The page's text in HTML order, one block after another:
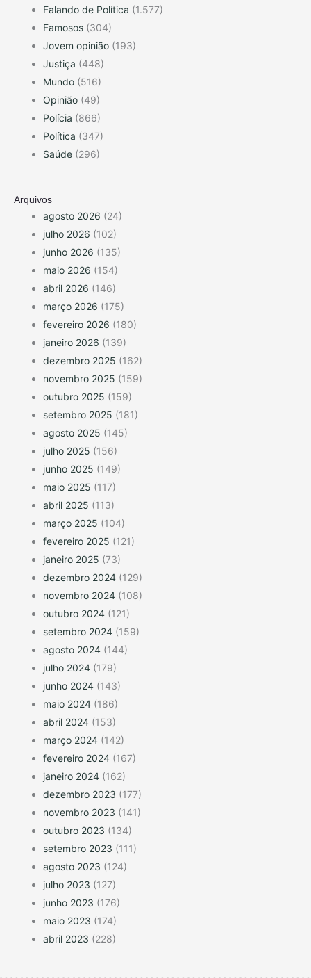
Falando de Política (1.577)
Famosos (304)
Jovem opinião (193)
Justiça (448)
Mundo (516)
Opinião (49)
Polícia (866)
Política (347)
Saúde (296)
Arquivos
agosto 2026 (24)
julho 2026 (102)
junho 2026 (135)
maio 2026 (154)
abril 2026 (146)
março 2026 (175)
fevereiro 2026 (180)
janeiro 2026 (139)
dezembro 2025 (162)
novembro 2025 (159)
outubro 2025 (159)
setembro 2025 (181)
agosto 2025 (145)
julho 2025 (156)
junho 2025 (149)
maio 2025 (117)
abril 2025 (113)
março 2025 (104)
fevereiro 2025 (121)
janeiro 2025 (73)
dezembro 2024 (129)
novembro 2024 (108)
outubro 2024 (121)
setembro 2024 (159)
agosto 2024 (144)
julho 2024 (179)
junho 2024 (143)
maio 2024 (186)
abril 2024 (153)
março 2024 (142)
fevereiro 2024 (167)
janeiro 2024 (162)
dezembro 2023 (177)
novembro 2023 (141)
outubro 2023 (134)
setembro 2023 (111)
agosto 2023 (124)
julho 2023 (127)
junho 2023 (176)
maio 2023 (174)
abril 2023 (228)